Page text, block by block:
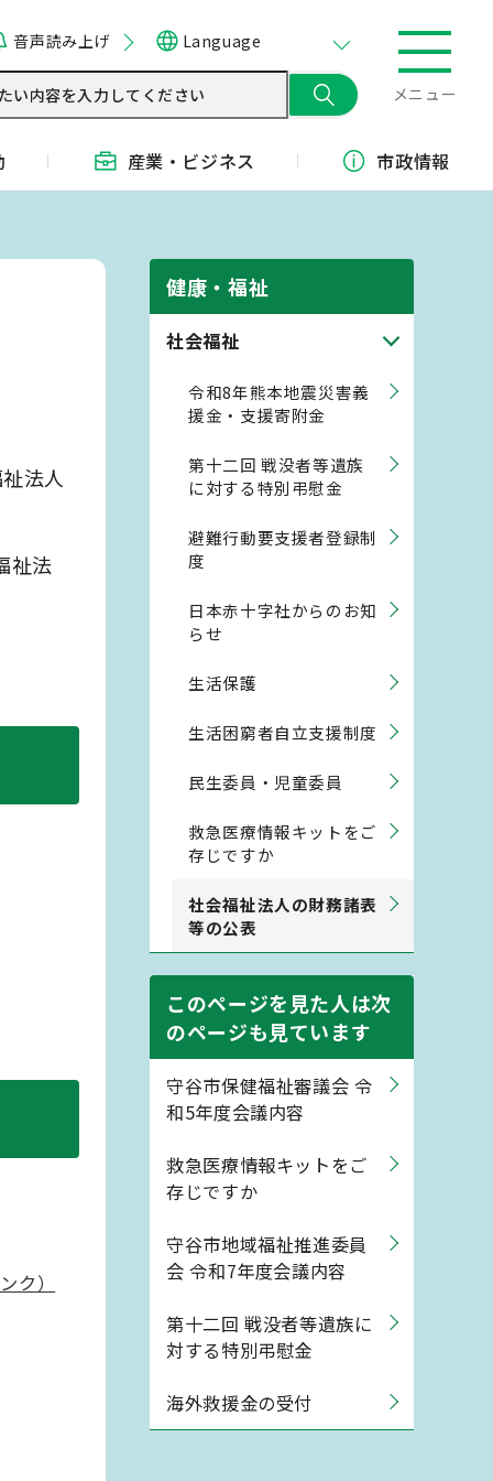
音声読み上げ Language
メニュー
産業・ ビジネス 市政情報
法人
祉法
ク）
健康・福祉
社会福祉
令和8年熊本地震災害義
援金・支援寄附金
第十二回 戦没者等遺族
に対する特別弔慰金
避難行動要支援者登録制
度
日本赤十字社からのお知
らせ
生活保護
生活困窮者自立支援制度
民生委員・児童委員
救急医療情報キットをご
存じですか
社会福祉法人の財務諸表
等の公表
このページを見た人は次
のページも見ています
守谷市保健福祉審議会 令
和5年度会議内容
救急医療情報キットをご
存じですか
守谷市地域福祉推進委員
会 令和7年度会議内容
第十二回 戦没者等遺族に
対する特別弔慰金
海外救援金の受付